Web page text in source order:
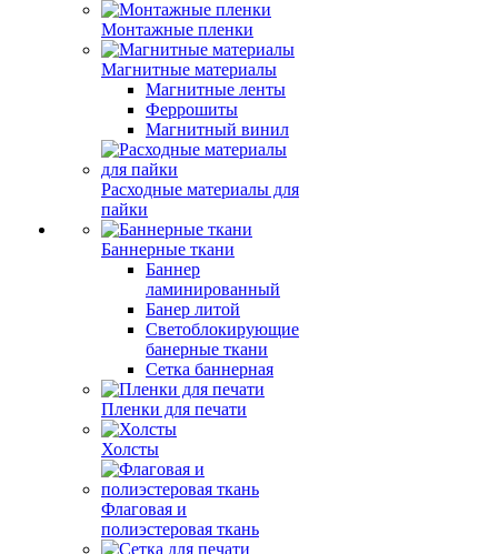
Монтажные пленки
Магнитные материалы
Магнитные ленты
Феррошиты
Магнитный винил
Расходные материалы для
пайки
Баннерные ткани
Баннер
ламинированный
Банер литой
Светоблокирующие
банерные ткани
Сетка баннерная
Пленки для печати
Холсты
Флаговая и
полиэстеровая ткань